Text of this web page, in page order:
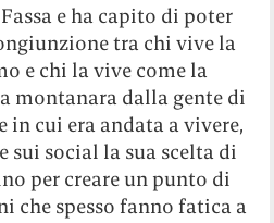
e ha capito di poter
tra chi vive la
e chi la vive come la
montanara dalla gente di
in cui era andata a vivere,
sui social la sua scelta di
per creare un punto di
che spesso fanno fatica a